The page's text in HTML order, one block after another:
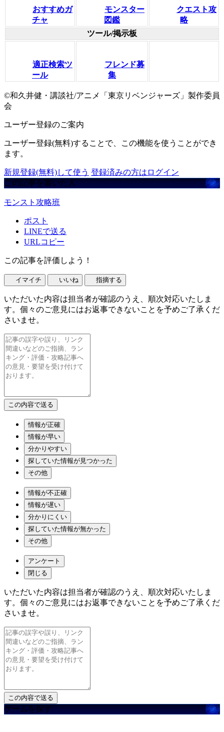
おすすめガ
チャ
モンスター
図鑑
クエスト攻
略
ツール/掲示板
適正検索ツ
ール
フレンド募
集
©和久井健・講談社/アニメ「東京リベンジャーズ」製作委員
会
ユーザー登録のご案内
ユーザー登録(無料)することで、この機能を使うことができ
ます。
新規登録(無料)して使う 登録済みの方はログイン
この記事を書いた人
モンスト攻略班
ポスト
LINEで送る
URLコピー
この記事を評価しよう！
イマイチ いいね 指摘する
いただいた内容は担当者が確認のうえ、順次対応いたしま
す。個々のご意見にはお返事できないことを予めご了承くだ
さいませ。
情報が正確
情報が早い
分かりやすい
探していた情報が見つかった
その他
情報が不正確
情報が遅い
分かりにくい
探していた情報が無かった
その他
アンケート
閉じる
いただいた内容は担当者が確認のうえ、順次対応いたしま
す。個々のご意見にはお返事できないことを予めご了承くだ
さいませ。
ゲームを探す